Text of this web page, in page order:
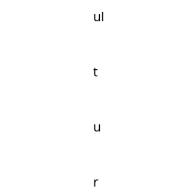
ul
t
u
r